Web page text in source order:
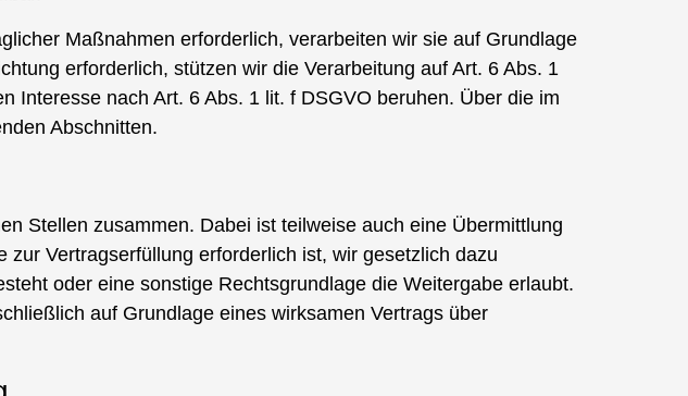
Maßnahmen erforderlich, verarbeiten wir sie auf Grundlage
erforderlich, stützen wir die Verarbeitung auf Art. 6 Abs. 1
Interesse nach Art. 6 Abs. 1 lit. f DSGVO beruhen. Über die im
Abschnitten.
Stellen zusammen. Dabei ist teilweise auch eine Übermittlung
Vertragserfüllung erforderlich ist, wir gesetzlich dazu
oder eine sonstige Rechtsgrundlage die Weitergabe erlaubt.
auf Grundlage eines wirksamen Vertrags über